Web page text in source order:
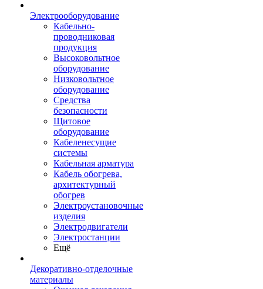
Электрооборудование
Кабельно-
проводниковая
продукция
Высоковольтное
оборудование
Низковольтное
оборудование
Средства
безопасности
Щитовое
оборудование
Кабеленесущие
системы
Кабельная арматура
Кабель обогрева,
архитектурный
обогрев
Электроустановочные
изделия
Электродвигатели
Электростанции
Ещё
Декоративно-отделочные
материалы